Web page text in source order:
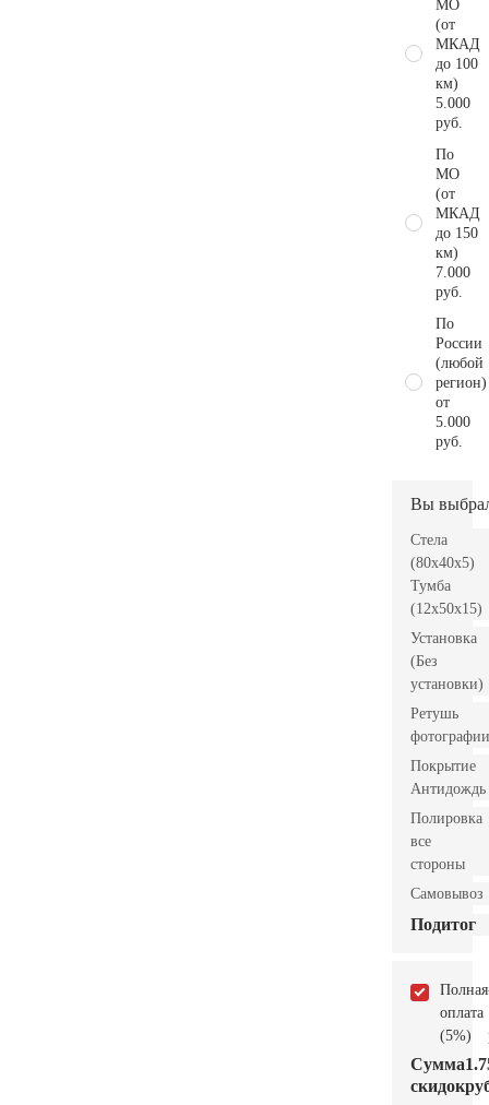
МО
(от
МКАД
до 100
км)
5.000
руб.
По
МО
(от
МКАД
до 150
км)
7.000
руб.
По
России
(любой
регион)
от
5.000
руб.
Вы
Стела
(80x40x5)
Тумба
(12x50x15)
Установка
(Без
установки)
Ретушь
фотографии
Покрытие
Антидождь
Полировка
все
стороны
Самовывоз
Подитог
Полная
оплата
(5%)
Сумма
скидок